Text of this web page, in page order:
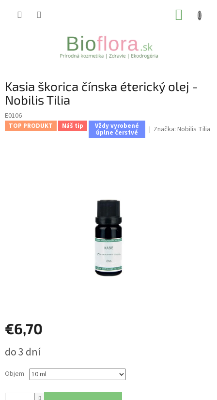
Kasia škorica čínska éterický olej -
Nobilis Tilia
E0106
TOP PRODUKT Náš tip Vždy vyrobené
úplne čerstvé Značka: Nobilis Tilia
€6,70
cena:
do 3 dní
Objem